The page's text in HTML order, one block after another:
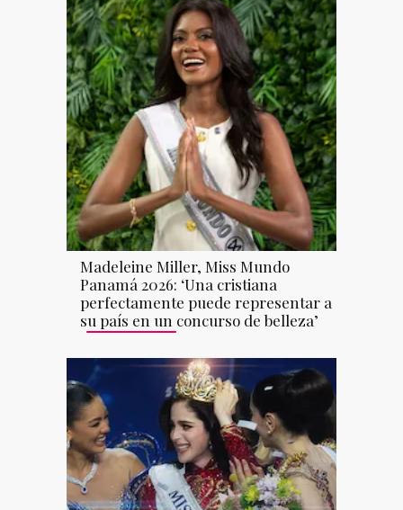
Madeleine Miller, Miss Mundo
Panamá 2026: ‘Una cristiana
perfectamente puede representar a
su país en un concurso de belleza’